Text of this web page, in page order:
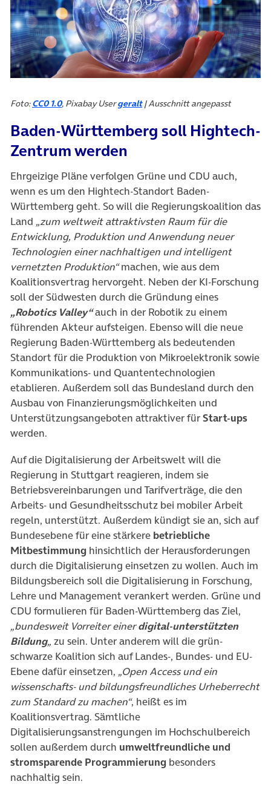
Foto:CC0 1.0, Pixabay Usergeralt| Ausschnitt angepasst
Baden-Württemberg soll Hightech-
Zentrum werden
Ehrgeizige Pläne verfolgen Grüne und CDU auch,
wenn es um den Hightech-Standort Baden-
Württemberg geht. So will die Regierungskoalition das
Land „zum weltweit attraktivsten Raum für die
Entwicklung, Produktion und Anwendung neuer
Technologien einer nachhaltigen und intelligent
vernetzten Produktion“machen, wie aus dem
Koalitionsvertrag hervorgeht. Neben der KI-Forschung
soll der Südwesten durch die Gründung eines
„Robotics Valley“auch in der Robotik zu einem
führenden Akteur aufsteigen. Ebenso will die neue
Regierung Baden-Württemberg als bedeutenden
Standort für die Produktion von Mikroelektronik sowie
Kommunikations- und Quantentechnologien
etablieren. Außerdem soll das Bundesland durch den
Ausbau von Finanzierungsmöglichkeiten und
Unterstützungsangeboten attraktiver fürStart-ups
werden.
Auf die Digitalisierung der Arbeitswelt will die
Regierung in Stuttgart reagieren, indem sie
Betriebsvereinbarungen und Tarifverträge, die den
Arbeits- und Gesundheitsschutz bei mobiler Arbeit
regeln, unterstützt. Außerdem kündigt sie an, sich auf
Bundesebene für eine stärkere betriebliche
Mitbestimmung hinsichtlich der Herausforderungen
durch die Digitalisierung einsetzen zu wollen. Auch im
Bildungsbereich soll die Digitalisierung in Forschung,
Lehre und Management verankert werden. Grüne und
CDU formulieren für Baden-Württemberg das Ziel,
„bundesweit Vorreiter einerdigital-unterstützten
Bildung„ zu sein. Unter anderem will die grün-
schwarze Koalition sich auf Landes-, Bundes- und EU-
Ebene dafür einsetzen, „Open Access und ein
wissenschafts- und bildungsfreundliches Urheberrecht
zum Standard zu machen“, heißt es im
Koalitionsvertrag. Sämtliche
Digitalisierungsanstrengungen im Hochschulbereich
sollen außerdem durch umweltfreundliche und
stromsparende Programmierung besonders
nachhaltig sein.